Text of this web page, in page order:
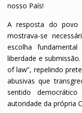
nosso País!
A resposta do povo
mostrava-se
escolha
liberdade e
of law”, repelindo
abusivas que
sentido
autoridade da própria